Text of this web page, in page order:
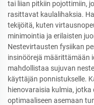
tai liian pitkiin pojottimiin,
rasittavat kaulalihaksia.
tekijöitä, kuten
minimointia ja erilaisten
Nestevirtausten fysiikan
insinöörejä määrittämään
mahdollistaa sujuvan
käyttäjän ponnistukselle.
hienovaraisia kulmia,
optimaaliseen asemaan